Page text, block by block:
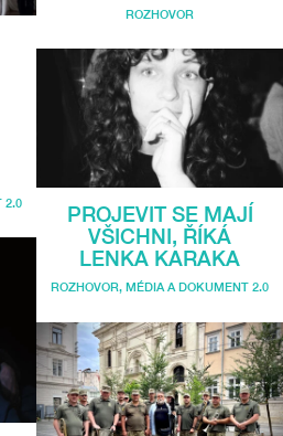
2.0
ROZHOVOR
PROJEVIT SE MAJÍ
VŠICHNI, ŘÍKÁ
LENKA KARAKA
ROZHOVOR, MÉDIA A DOKUMENT 2.0